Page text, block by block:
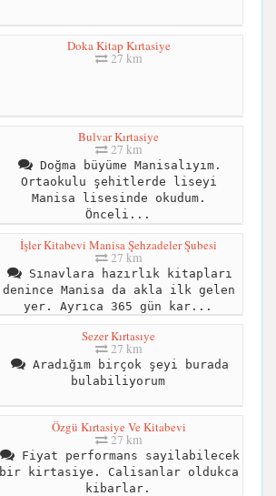
Doka Kitap Kırtasiye
27 km
Bulvar Kırtasiye
27 km
Doğma büyüme Manisalıyım.
Ortaokulu şehitlerde liseyi
Manisa lisesinde okudum.
Önceli...
İşler Kitabevi Manisa Şehzadeler Şubesi
27 km
Sınavlara hazırlık kitapları
denince Manisa da akla ilk gelen
yer. Ayrıca 365 gün kar...
Sezer Kırtasıye
27 km
Aradığım birçok şeyi burada
bulabiliyorum
Özgü Kırtasiye Ve Kitabevi
27 km
Fiyat performans sayilabilecek
bir kirtasiye. Calisanlar oldukca
kibarlar.